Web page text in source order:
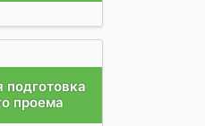
подготовка
проема